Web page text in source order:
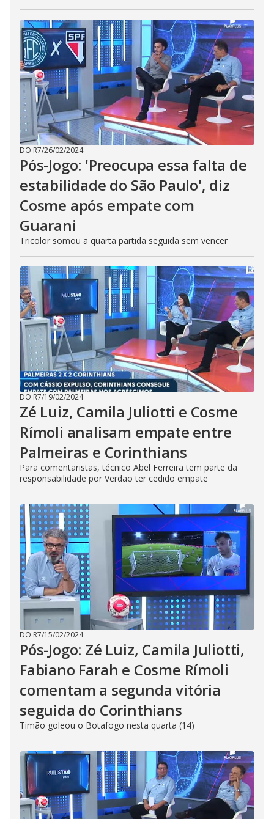
DO R7/26/02/2024
Pós-Jogo: 'Preocupa essa falta de
estabilidade do São Paulo', diz
Cosme após empate com
Guarani
Tricolor somou a quarta partida seguida sem vencer
DO R7/19/02/2024
Zé Luiz, Camila Juliotti e Cosme
Rímoli analisam empate entre
Palmeiras e Corinthians
Para comentaristas, técnico Abel Ferreira tem parte da
responsabilidade por Verdão ter cedido empate
DO R7/15/02/2024
Pós-Jogo: Zé Luiz, Camila Juliotti,
Fabiano Farah e Cosme Rímoli
comentam a segunda vitória
seguida do Corinthians
Timão goleou o Botafogo nesta quarta (14)